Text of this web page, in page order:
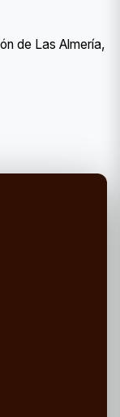
de Las Almería,